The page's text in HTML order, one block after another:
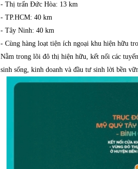
- Thị trấn Đức Hòa: 13 km
- TP.HCM: 40 km
- Tây Ninh: 40 km
- Cùng hàng loạt tiện ích ngoại khu hiện hữu
Nằm trong lõi đô thị hiện hữu, kết nối các
sinh sống, kinh doanh và đầu tư sinh lời bền